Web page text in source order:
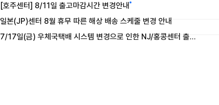
[호주센터] 8/11일 출고마감시간 변경안내
일본(JP)센터 8월 휴무 따른 해상 배송 스케줄 변경 안내
7/17일(금) 우체국택배 시스템 변경으로 인한 NJ/홍콩센터 출고 및 마감시간 변경 안내